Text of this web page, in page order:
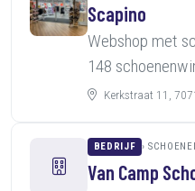
Scapino
Webshop met
148
Kerkstraat 11,
BEDRIJF
Van Camp